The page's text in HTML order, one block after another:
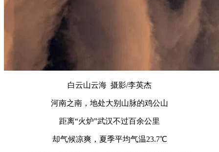
白云山云海 摄影/李英杰
河南之南，地处大别山脉的鸡公山
距离“火炉”武汉不过百余公里
却气候凉爽，夏季平均气温23.7℃